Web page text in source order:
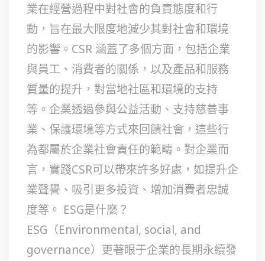
業在經營過程中對社會的負責態度和行
動，旨在最大限度地減少其對社會和環境
的影響。CSR 涵蓋了多個方面，包括企業
與員工、消費者的關係，以及產品和服務
質量的提升，對當地社區和環境的支持
等。企業透過參與公益活動、支持慈善事
業、保護環境等方式來回饋社會，這些行
為都屬於企業社會責任的範疇。對企業而
言，實踐CSR可以帶來許多好處，如提升企
業聲譽、吸引更多投資、增加消費者忠誠
度等。 ESG是什麼？
ESG（Environmental, social, and
governance）更著眼于企業的長期永續發